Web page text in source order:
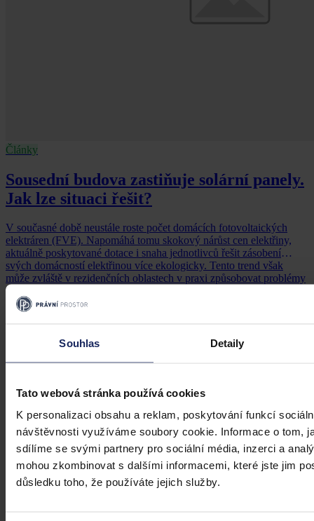
Souhlas Detaily
Tato webová stránka používá cookies
K personalizaci obsahu a reklam, poskytování funkcí
návštěvnosti využíváme soubory cookie. Informace o tom,
sdílíme se svými partnery pro sociální média, inzerci a
mohou zkombinovat s dalšími informacemi, které jste jim
důsledku toho, že používáte jejich služby.
Články
Sousední budova zastiňuje solární panely.
Jak lze situaci řešit?
V současné době neustále roste počet domácích fotovoltaických
elektráren (FVE). Napomáhá tomu skokový nárůst cen elektřiny,
aktuálně poskytované dotace i snaha jednotlivců řešit zásobení
svých domácností elektřinou více ekologicky. Tento trend však
může zvláště v rezidenčních oblastech v praxi způsobovat problémy
z hlediska sousedských sporů, zejména pokud se jeden vlastník
rozhodne postavit určitou stavbu či případně nadstavit stávající
Alžběta Rosinová